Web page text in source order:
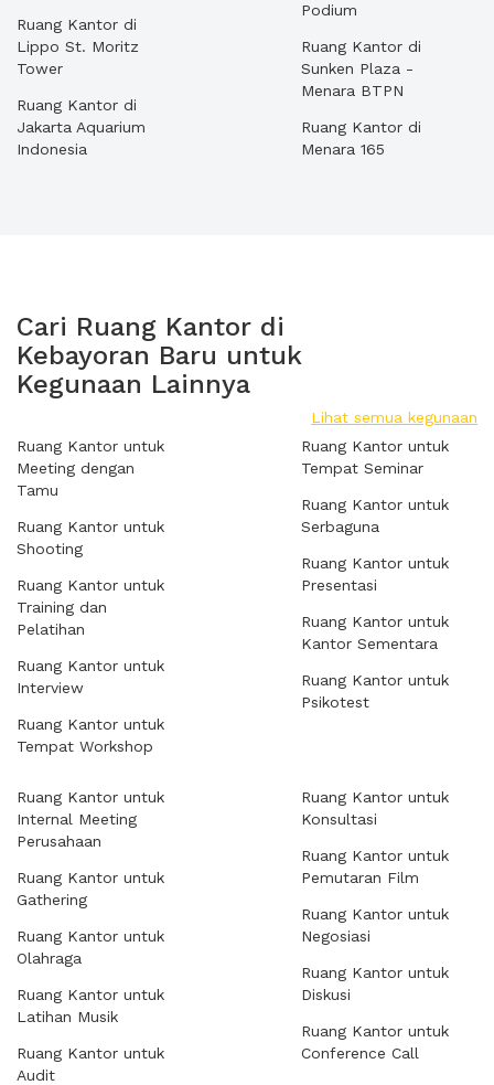
Ruang Kantor di
Lippo St. Moritz
Tower
Ruang Kantor di
Jakarta Aquarium
Indonesia
Podium
Ruang Kantor di
Sunken Plaza -
Menara BTPN
Ruang Kantor di
Menara 165
Cari Ruang Kantor di
Kebayoran Baru untuk
Kegunaan Lainnya
Lihat semua kegunaan
Ruang Kantor untuk
Meeting dengan
Tamu
Ruang Kantor untuk
Shooting
Ruang Kantor untuk
Training dan
Pelatihan
Ruang Kantor untuk
Interview
Ruang Kantor untuk
Tempat Workshop
Ruang Kantor untuk
Tempat Seminar
Ruang Kantor untuk
Serbaguna
Ruang Kantor untuk
Presentasi
Ruang Kantor untuk
Kantor Sementara
Ruang Kantor untuk
Psikotest
Ruang Kantor untuk
Internal Meeting
Perusahaan
Ruang Kantor untuk
Gathering
Ruang Kantor untuk
Olahraga
Ruang Kantor untuk
Latihan Musik
Ruang Kantor untuk
Audit
Ruang Kantor untuk
Konsultasi
Ruang Kantor untuk
Pemutaran Film
Ruang Kantor untuk
Negosiasi
Ruang Kantor untuk
Diskusi
Ruang Kantor untuk
Conference Call